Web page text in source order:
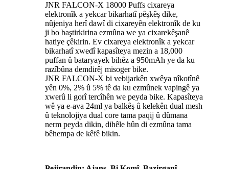
JNR FALCON-X 18000 Puffs cixareya
elektronîk a yekcar bikarhatî pêşkêş dike,
nûjeniya herî dawî di cixareyên elektronîk de ku
ji bo baştirkirina ezmûna we ya cixarekêşanê
hatiye çêkirin. Ev cixareya elektronîk a yekcar
bikarhatî xwedî kapasîteya mezin a 18,000
puffan û bataryayek bihêz a 950mAh ye da ku
razîbûna demdirêj misoger bike.
JNR FALCON-X bi vebijarkên xwêya nîkotînê
yên 0%, 2% û 5% tê da ku ezmûnek vapingê ya
xwerû li gorî tercîhên we peyda bike. Kapasîteya
wê ya e-ava 24ml ya balkêş û kelekên dual mesh
û teknolojiya dual core tama paqij û dûmana
nerm peyda dikin, dihêle hûn di ezmûna tama
bêhempa de kêfê bikin.